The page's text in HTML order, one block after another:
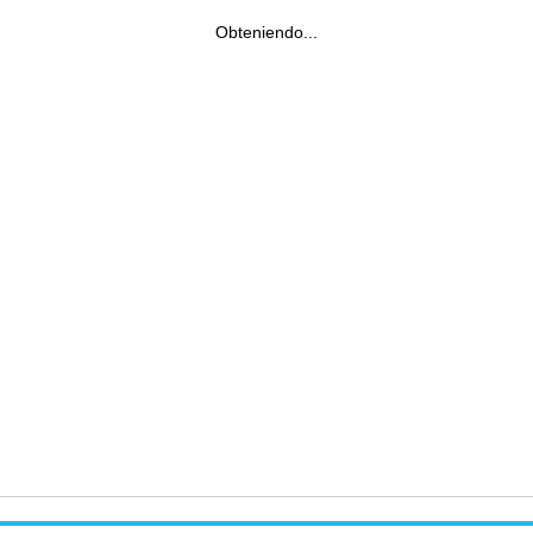
Obteniendo...